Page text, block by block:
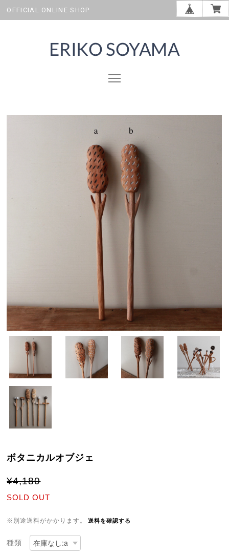
OFFICIAL ONLINE SHOP
ボタニカルオブジェ
¥4,180
SOLD OUT
※別途送料がかかります。 送料を確認する
種類